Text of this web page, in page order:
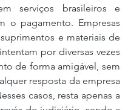
serviços brasileiros e
o pagamento. Empresas
e materiais de
por diversas vezes
de forma amigável, sem
resposta da empresa
casos, resta apenas a